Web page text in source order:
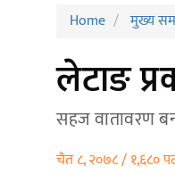
Home मुख्य
लेटाङ
सहज वातावरण
चैत ८, २०७८ / १,६८०